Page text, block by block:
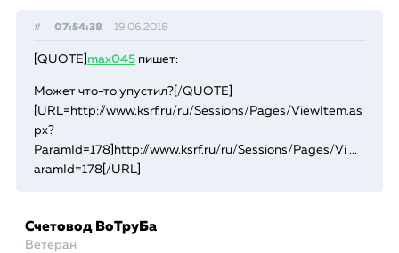
# 07:54:38 19.06.2018
[QUOTE] max045пишет:
Может что-то упустил?[/QUOTE]
[URL=http://www.ksrf.ru/ru/Sessions/Pages/ViewItem.as
px?
ParamId=178]http://www.ksrf.ru/ru/Sessions/Pages/Vi ...
aramId=178[/URL]
Счетовод ВоТруБа
Ветеран